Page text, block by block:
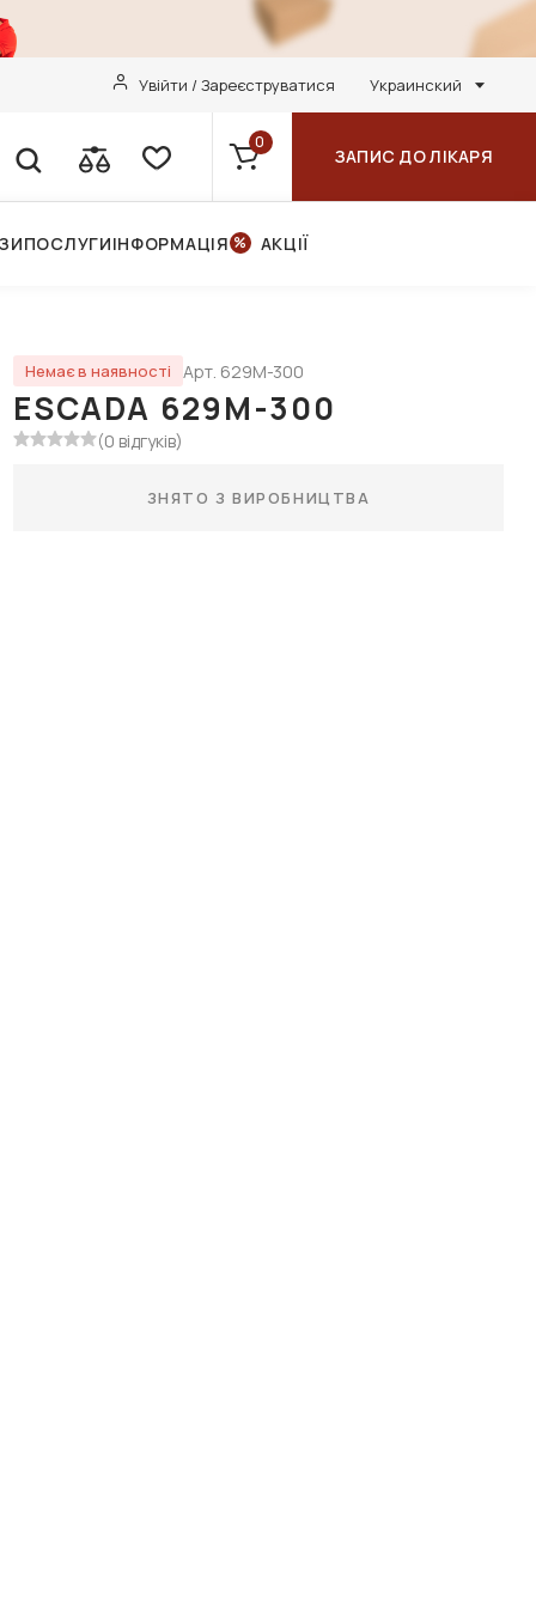
Увійти / Зареєструватися Украинский
0
ЗАПИС ДО ЛІКАРЯ
ПОСЛУГИІНФОРМАЦІЯ АКЦІЇ
Немає в наявності Арт. 629M-300
ESCADA 629M-300
(0 відгуків)
ЗНЯТО З ВИРОБНИЦТВА